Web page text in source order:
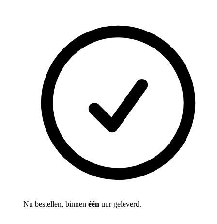
Nu bestellen, binnen één uur geleverd.